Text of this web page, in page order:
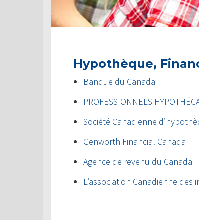
Hypothèque,
Banque du Canada
PROFESSIONNELS
Société Canadienne
Genworth Financial Canada
Agence de revenu du Canada
L’association Canadienne